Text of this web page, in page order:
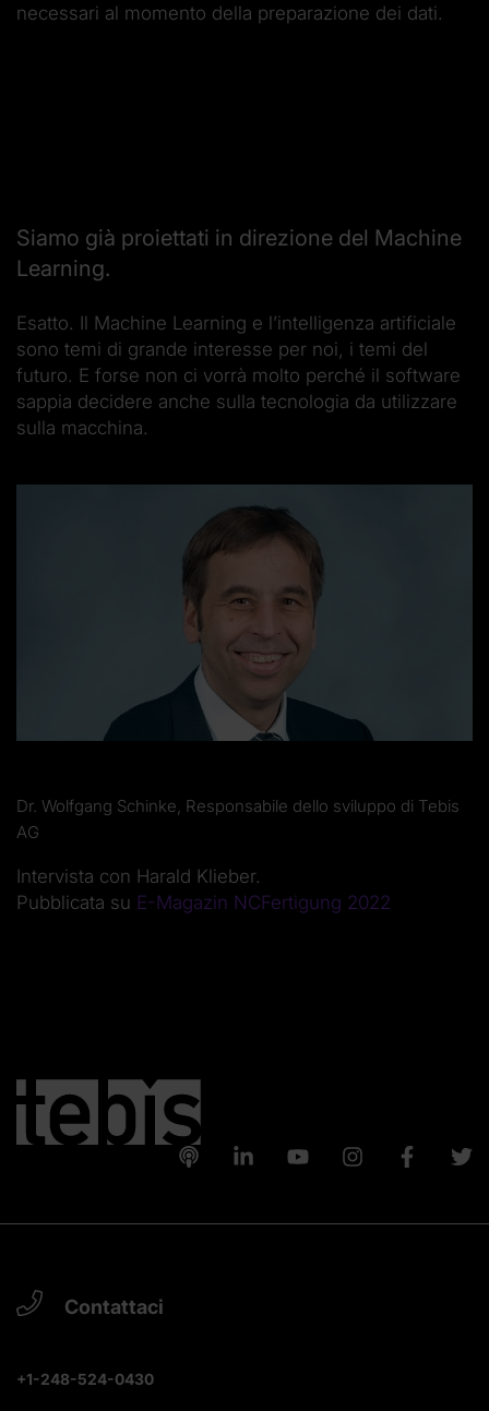
necessari al momento della preparazione dei dati.
Siamo già proiettati in direzione del Machine
Learning.
Esatto. Il Machine Learning e l’intelligenza artificiale
sono temi di grande interesse per noi, i temi del
futuro. E forse non ci vorrà molto perché il software
sappia decidere anche sulla tecnologia da utilizzare
sulla macchina.
Dr. Wolfgang Schinke, Responsabile dello sviluppo di Tebis
AG
Intervista con Harald Klieber.
Pubblicata su E-Magazin NCFertigung 2022
Contattaci
+1-248-524-0430